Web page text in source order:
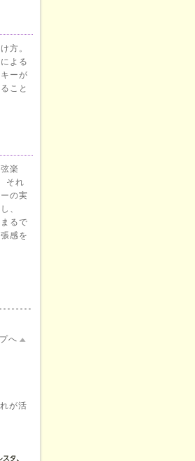
方。
よる
ーが
こと
楽
それ
の実
、
るで
感を
へ
が活